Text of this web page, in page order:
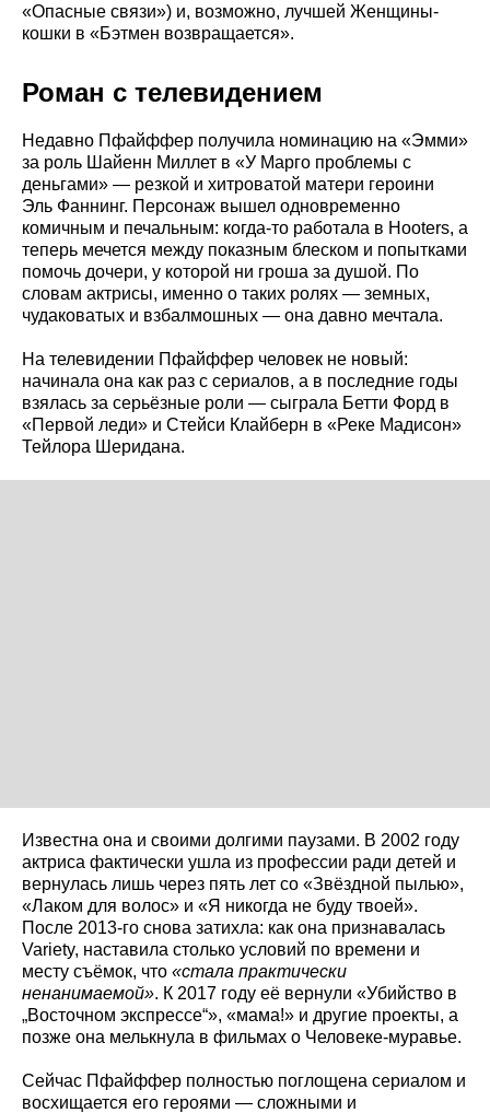
«Опасные связи») и, возможно, лучшей Женщины-
кошки в «Бэтмен возвращается».
Роман с телевидением
Недавно Пфайффер получила номинацию на «Эмми»
за роль Шайенн Миллет в «У Марго проблемы с
деньгами» — резкой и хитроватой матери героини
Эль Фаннинг. Персонаж вышел одновременно
комичным и печальным: когда-то работала в Hooters, а
теперь мечется между показным блеском и попытками
помочь дочери, у которой ни гроша за душой. По
словам актрисы, именно о таких ролях — земных,
чудаковатых и взбалмошных — она давно мечтала.
На телевидении Пфайффер человек не новый:
начинала она как раз с сериалов, а в последние годы
взялась за серьёзные роли — сыграла Бетти Форд в
«Первой леди» и Стейси Клайберн в «Реке Мадисон»
Тейлора Шеридана.
Известна она и своими долгими паузами. В 2002 году
актриса фактически ушла из профессии ради детей и
вернулась лишь через пять лет со «Звёздной пылью»,
«Лаком для волос» и «Я никогда не буду твоей».
После 2013-го снова затихла: как она признавалась
Variety, наставила столько условий по времени и
месту съёмок, что «стала практически
ненанимаемой». К 2017 году её вернули «Убийство в
„Восточном экспрессе“», «мама!» и другие проекты, а
позже она мелькнула в фильмах о Человеке-муравье.
Сейчас Пфайффер полностью поглощена сериалом и
восхищается его героями — сложными и